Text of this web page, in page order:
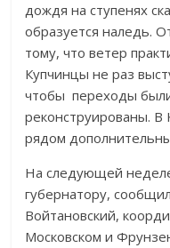
дождя на ступенях
образуется наледь.
тому, что ветер
Купчинцы не раз
чтобы переходы
реконструированы.
рядом
На следующей
губернатору,
Войтановский,
Московском и